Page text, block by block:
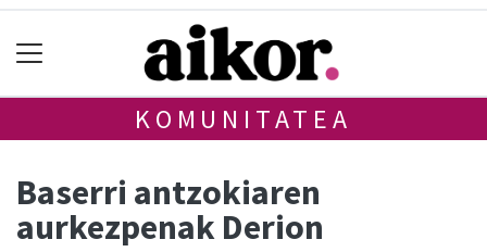
KOMUNITATEA
Baserri antzokiaren
aurkezpenak Derion